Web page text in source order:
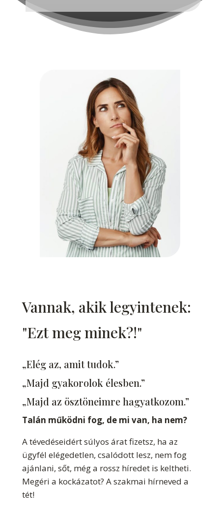
Vannak, akik legyintenek:
"Ezt meg minek?!"
„Elég az, amit tudok.”
„Majd gyakorolok élesben.”
„Majd az ösztöneimre hagyatkozom.”
Talán működni fog, de mi van, ha nem?
A tévedéseidért súlyos árat fizetsz, ha az
ügyfél elégedetlen, csalódott lesz, nem fog
ajánlani, sőt, még a rossz híredet is keltheti.
Megéri a kockázatot? A szakmai hírneved a
tét!